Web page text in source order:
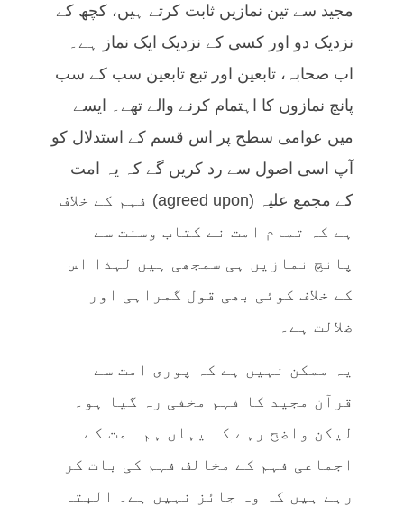
مجید سے تین نمازیں ثابت کرتے ہیں، کچھ کے
نزدیک دو اور کسی کے نزدیک ایک نماز ہے۔
اب صحابہ، تابعین اور تبع تابعین سب کے سب
پانچ نمازوں کا اہتمام کرنے والے تھے۔ ایسے
میں عوامی سطح پر اس قسم کے استدلال کو
آپ اسی اصول سے رد کریں گے کہ یہ امت
کے مجمع علیہ (agreed upon) فہم کے خلاف
ہے کہ تمام امت نے کتاب وسنت سے
پانچ نمازیں ہی سمجھی ہیں لہذا اس
کے خلاف کوئی بھی قول گمراہی اور
ضلالت ہے۔
یہ ممکن نہیں ہے کہ پوری امت سے
قرآن مجید کا فہم مخفی رہ گیا ہو۔
لیکن واضح رہے کہ یہاں ہم امت کے
اجماعی فہم کے مخالف فہم کی بات کر
رہے ہیں کہ وہ جائز نہیں ہے۔ البتہ